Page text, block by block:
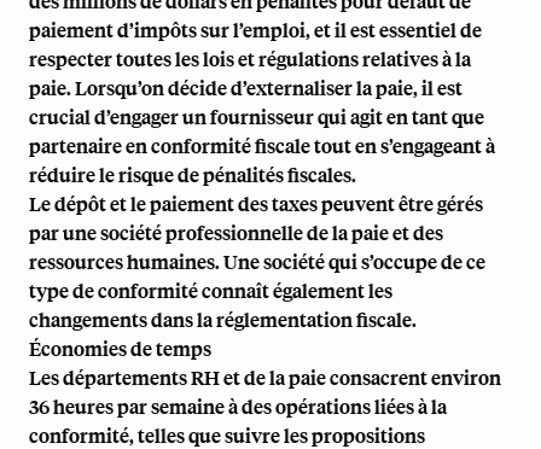
paiement d’impôts sur l’emploi, et il est essentiel de
respecter toutes les lois et régulations relatives à la
paie. Lorsqu’on décide d’externaliser la paie, il est
crucial d’engager un fournisseur qui agit en tant que
partenaire enconformité fiscaletout en s’engageant à
réduire le risque de pénalités fiscales.
Le dépôt et le paiement des taxes peuvent être gérés
par une société professionnelle de la paie et des
ressources humaines. Une société qui s’occupe de ce
type de conformité connaît également les
changements dans la réglementation fiscale.
Économies de temps
Les départements RH et de la paie consacrent environ
36 heures par semaine à des opérations liées à la
conformité, telles que suivre les propositions